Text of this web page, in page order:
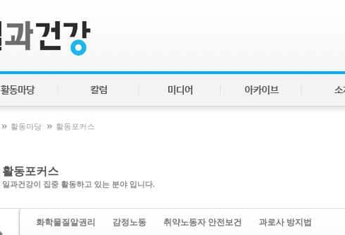
활동마당 칼럼 미디어 아카이브 소
» 활동마당 » 활동포커스
활동포커스
일과건강이 집중 활동하고 있는 분야 입니다.
화학물질알권리 감정노동 취약노동자 안전보건 과로사 방지법